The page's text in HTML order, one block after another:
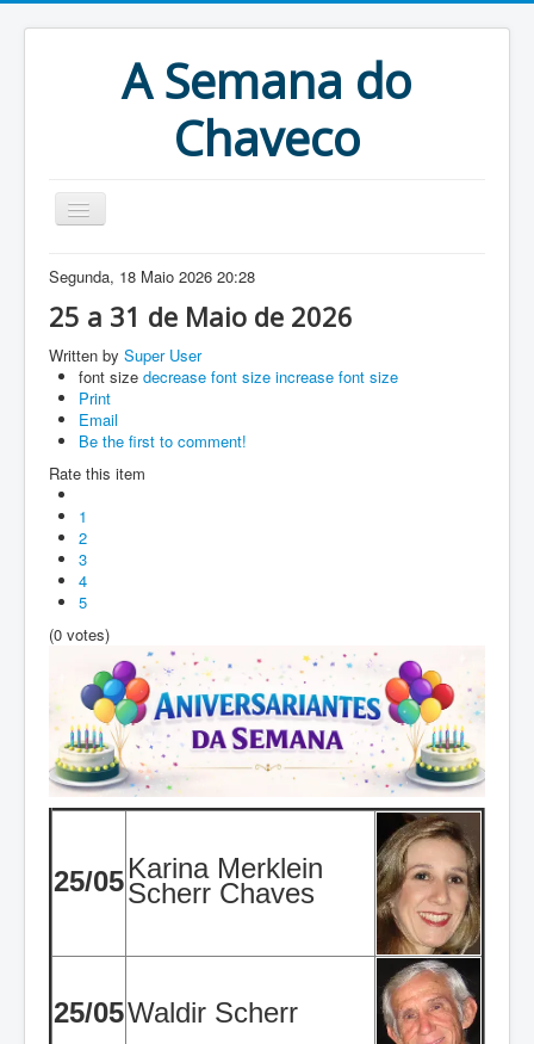
A Semana do
Chaveco
Home
Anteriores
Antigonas
Segunda, 18 Maio 2026 20:28
25 a 31 de Maio de 2026
Written by Super User
font size decrease font size increase font size
Print
Email
Be the first to comment!
Rate this item
1
2
3
4
5
(0 votes)
25/05Karina Merklein
Scherr Chaves
25/05Waldir Scherr